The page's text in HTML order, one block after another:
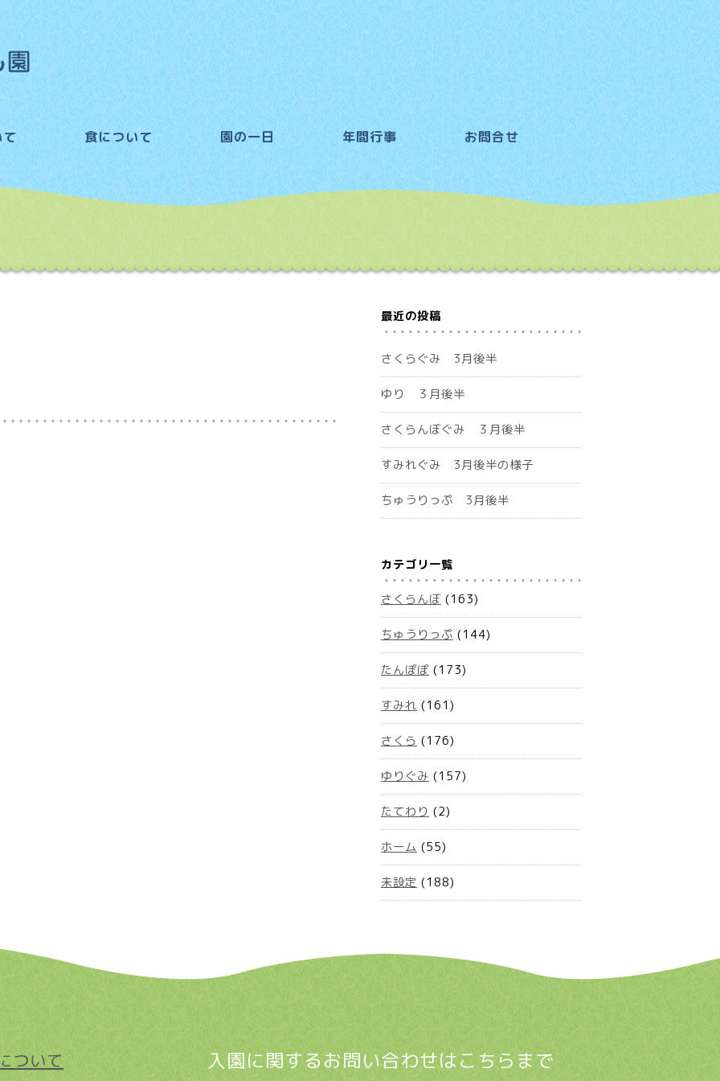
て 食について 園の一日 年間行事 お問合せ
最近の投稿
さくらぐみ 3月後半
ゆり ３月後半
さくらんぼぐみ ３月後半
すみれぐみ 3月後半の様子
ちゅうりっぷ 3月後半
カテゴリ一覧
さくらんぼ (163)
ちゅうりっぷ (144)
たんぽぽ (173)
すみれ (161)
さくら (176)
ゆりぐみ (157)
たてわり (2)
ホーム (55)
未設定 (188)
ついて 入園に関するお問い合わせはこちらまで